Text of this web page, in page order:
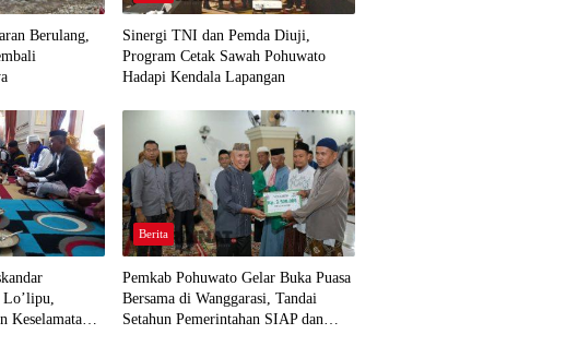
Berulang,
Sinergi TNI dan Pemda Diuji,
Program Cetak Sawah Pohuwato
Hadapi Kendala Lapangan
Lo’lipu,
Keselamatan
Berita
Pemkab Pohuwato Gelar Buka Puasa
Bersama di Wanggarasi, Tandai
Setahun Pemerintahan SIAP dan